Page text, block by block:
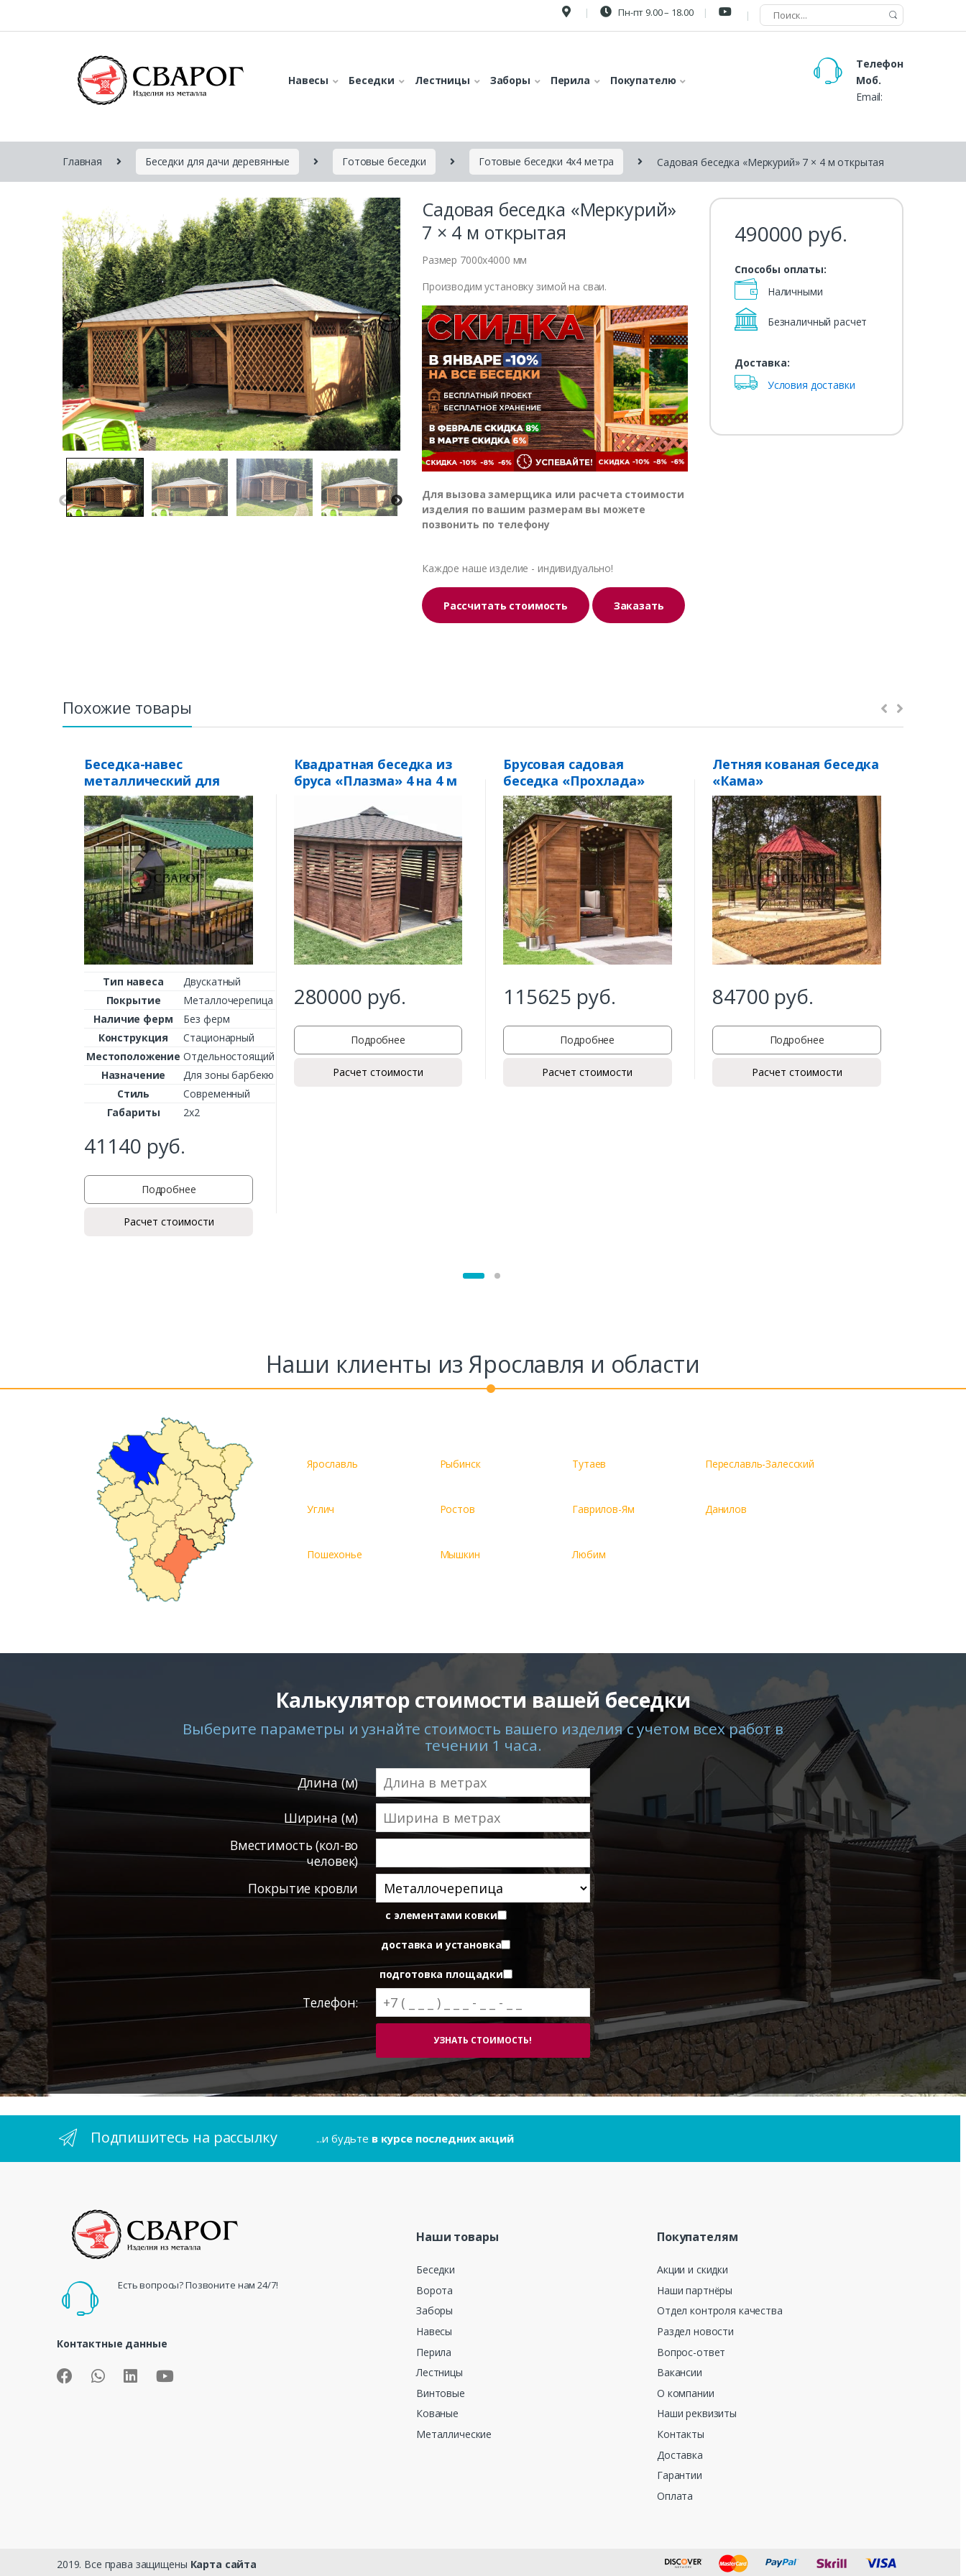
Пн-пт 9.00 – 18.00
Навесы Беседки Лестницы Заборы Перила Покупателю
Телефон
Моб.
Email:
Главная Беседки для дачи деревянные Готовые беседки Готовые беседки 4х4 метра Садовая беседка «Меркурий» 7 × 4 м открытая
Садовая беседка «Меркурий»
7 × 4 м открытая
Размер 7000х4000 мм
Производим установку зимой на сваи.
Для вызова замерщика или расчета стоимости
изделия по вашим размерам вы можете
позвонить по телефону
Каждое наше изделие - индивидуально!
Рассчитать стоимость Заказать
490000 руб.
Способы оплаты:
Наличными
Безналичный расчет
Доставка:
Условия доставки
Похожие товары
Беседка-навес
металлический для
мангала 2 на 2
«Стремительная»
Тип навеса
Двускатный
Покрытие
Металлочерепица
Наличие ферм
Без ферм
Конструкция
Стационарный
Местоположение Отдельностоящий
Назначение
Для зоны барбекю
Стиль
Современный
Габариты
2х2
41140 руб.
Подробнее
Расчет стоимости
Квадратная беседка из
бруса «Плазма» 4 на 4 м
280000 руб.
Подробнее
Расчет стоимости
Брусовая садовая
беседка «Прохлада»
2,5м на 2,5м
115625 руб.
Подробнее
Расчет стоимости
Летняя кованая беседка
«Кама»
84700 руб.
Подробнее
Расчет стоимости
Наши клиенты из Ярославля и области
Ярославль Рыбинск Тутаев Переславль-Залесский
Углич Ростов Гаврилов-Ям Данилов
Пошехонье Мышкин Любим
Калькулятор стоимости вашей беседки
Выберите параметры и узнайте стоимость вашего изделия с учетом всех работ в
течении 1 часа.
Длина (м)
Ширина (м)
Вместимость (кол-во
человек)
Покрытие кровли
с элементами ковки
доставка и установка
подготовка площадки
Телефон:
Подпишитесь на рассылку ...и будьте в курсе последних акций
Есть вопросы? Позвоните нам 24/7!
Контактные данные
Наши товары
Беседки
Ворота
Заборы
Навесы
Перила
Лестницы
Винтовые
Кованые
Металлические
Покупателям
Акции и скидки
Наши партнёры
Отдел контроля качества
Раздел новости
Вопрос-ответ
Вакансии
О компании
Наши реквизиты
Контакты
Доставка
Гарантии
Оплата
2019. Все права защищены Карта сайта